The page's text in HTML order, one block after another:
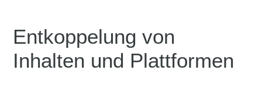
Entkoppelung von
Inhalten und Plattformen